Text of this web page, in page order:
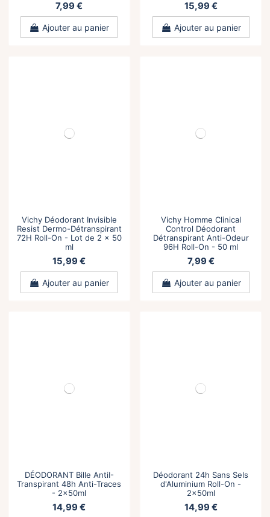
7,99 €
Ajouter au panier
15,99 €
Ajouter au panier
Vichy Déodorant Invisible
Resist Dermo-Détranspirant
72H Roll-On - Lot de 2 x 50
ml
15,99 €
Ajouter au panier
Vichy Homme Clinical
Control Déodorant
Détranspirant Anti-Odeur
96H Roll-On - 50 ml
7,99 €
Ajouter au panier
DÉODORANT Bille AntiI-
Transpirant 48h Anti-Traces
- 2x50ml
14,99 €
Déodorant 24h Sans Sels
d'Aluminium Roll-On -
2x50ml
14,99 €